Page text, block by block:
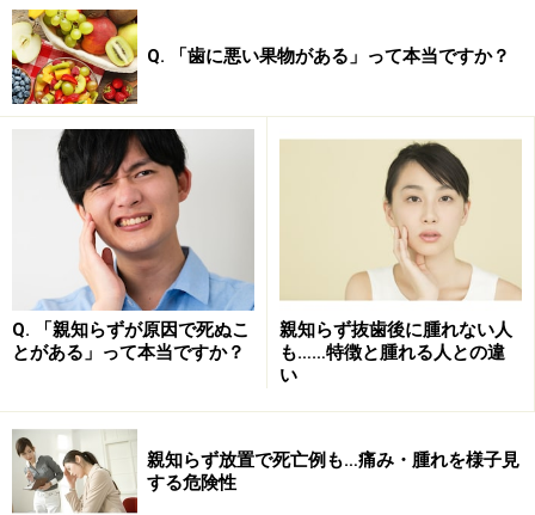
金・銀・パラジウムの合金で作られる銀歯
の危険性
虫歯治療で銀歯になると、虫歯ができるたびに銀歯が増
えていってしまいます。銀歯以外の詰め物や被せものは
自費のことも多いため、保険内の治療中心で進めている
と、口の中が銀歯だらけになってしまうことも珍しくあ
りません。
日本で「銀歯」と呼ばれているものは、金と銀とパラジ
ウムの合金でできていて、日本にしかないものです。国
る、安くて加工しやすい銀歯として以前生まれたもので
すが、最近はこの銀歯による悪影響も注目されてきてい
ます。懸念されている3つのリスクについて、以下で解
Q. 「歯に悪い果物がある」って本当ですか？
Q. 「親知らずが原因で死ぬこ
とがある」って本当ですか？
親知らず抜歯後に腫れない人
も……特徴と腫れる人との違
い
親知らず放置で死亡例も…痛み・腫れを様子見
する危険性